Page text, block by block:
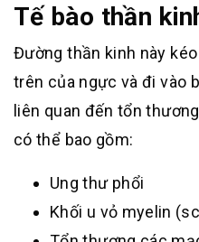
Tế bào thần
Đường thần kinh này
trên của ngực và đi vào
liên quan đến tổn
có thể bao gồm:
Ung thư phổi
Khối u vỏ myelin